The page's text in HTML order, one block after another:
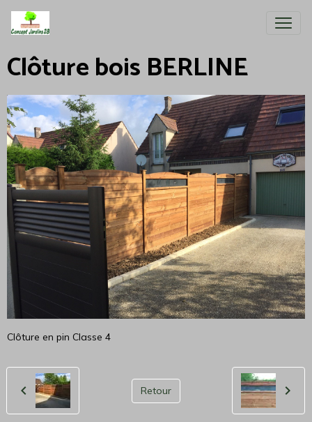
Clôture bois BERLINE
Clôture en pin Classe 4
Retour